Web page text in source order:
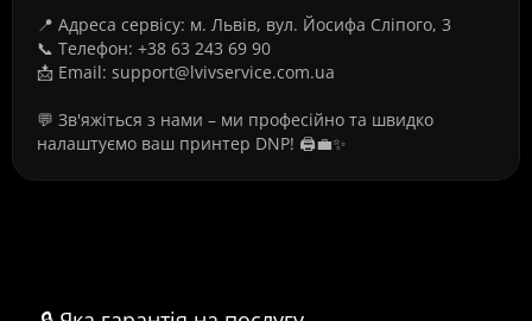
📍 Адреса сервісу: м. Львів, вул. Йосифа Сліпого, 3
📞 Телефон: +38 63 243 69 90
📩 Email: support@lvivservice.com.ua
💬 Зв'яжіться з нами – ми професійно та швидко
налаштуємо ваш принтер DNP! 🖨️💼✨